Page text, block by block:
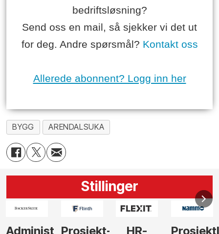
bedriftsløsning?
Send oss en mail, så sjekker vi det ut
for deg. Andre spørsmål? Kontakt oss
Allerede abonnent? Logg inn her
BYGG ARENDALSUKA
Stillinger
HR-
ProsjektlederVi
Anlegg